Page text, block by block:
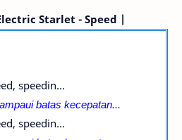
Starlet - Speed |
speedin...
batas kecepatan...
speedin...